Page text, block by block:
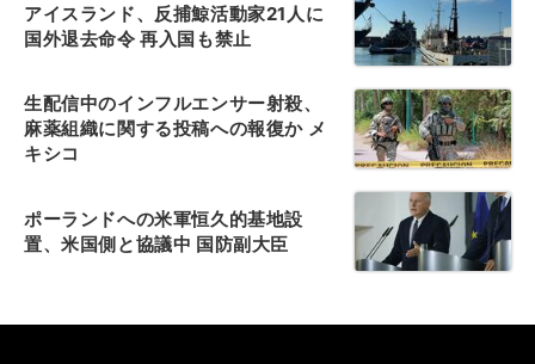
アイスランド、反捕鯨活動家21人に
国外退去命令 再入国も禁止
生配信中のインフルエンサー射殺、
麻薬組織に関する投稿への報復か メ
キシコ
ポーランドへの米軍恒久的基地設
置、米国側と協議中 国防副大臣